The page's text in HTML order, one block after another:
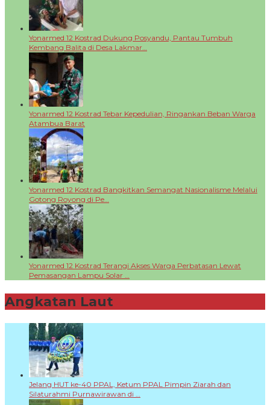
Yonarmed 12 Kostrad Dukung Posyandu, Pantau Tumbuh
Kembang Balita di Desa Lakmar…
Yonarmed 12 Kostrad Tebar Kepedulian, Ringankan Beban Warga
Atambua Barat
Yonarmed 12 Kostrad Bangkitkan Semangat Nasionalisme Melalui
Gotong Royong di Pe…
Yonarmed 12 Kostrad Terangi Akses Warga Perbatasan Lewat
Pemasangan Lampu Solar …
Angkatan Laut
Jelang HUT ke-40 PPAL, Ketum PPAL Pimpin Ziarah dan
Silaturahmi Purnawirawan di …